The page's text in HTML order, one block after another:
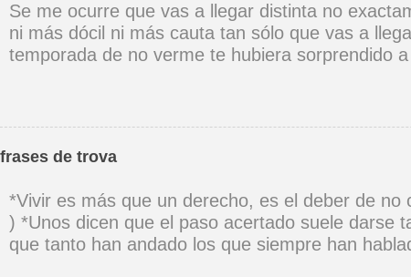
Se me ocurre que vas a llegar distinta no
ni más dócil ni más cauta tan sólo que vas a
temporada de no verme te hubiera sorprendido
aunque no lloremos en los andenes
en las paredes con trazos invisibles y seguros
inapagable ahora no tengo dudas vas a llegar
nuevas con hondura con franqueza sé que voy
que vas a quererme sin respuestas. Mario
de trova
*Vivir es más que un derecho, es el deber de no
) *Unos dicen que el paso acertado suele darse
que tanto han andado los que siempre han